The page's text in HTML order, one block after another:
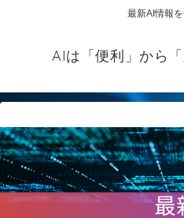
最新AI情報
AIは「便利」から